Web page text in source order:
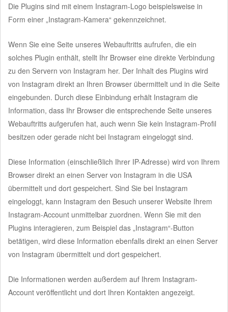
Die Plugins sind mit einem Instagram-Logo beispielsweise in
Form einer „Instagram-Kamera“ gekennzeichnet.
Wenn Sie eine Seite unseres Webauftritts aufrufen, die ein
solches Plugin enthält, stellt Ihr Browser eine direkte Verbindung
zu den Servern von Instagram her. Der Inhalt des Plugins wird
von Instagram direkt an Ihren Browser übermittelt und in die Seite
eingebunden. Durch diese Einbindung erhält Instagram die
Information, dass Ihr Browser die entsprechende Seite unseres
Webauftritts aufgerufen hat, auch wenn Sie kein Instagram-Profil
besitzen oder gerade nicht bei Instagram eingeloggt sind.
Diese Information (einschließlich Ihrer IP-Adresse) wird von Ihrem
Browser direkt an einen Server von Instagram in die USA
übermittelt und dort gespeichert. Sind Sie bei Instagram
eingeloggt, kann Instagram den Besuch unserer Website Ihrem
Instagram-Account unmittelbar zuordnen. Wenn Sie mit den
Plugins interagieren, zum Beispiel das „Instagram“-Button
betätigen, wird diese Information ebenfalls direkt an einen Server
von Instagram übermittelt und dort gespeichert.
Die Informationen werden außerdem auf Ihrem Instagram-
Account veröffentlicht und dort Ihren Kontakten angezeigt.